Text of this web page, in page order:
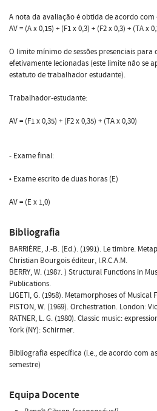
A nota da avaliação é obtida de acordo com
AV = (A x 0,15) + (F1 x 0,3) + (F2 x 0,3) + (TA x
O limite mínimo de sessões presenciais para
efetivamente lecionadas (este limite não se
estatuto de trabalhador estudante).
Trabalhador-estudante:
AV = (F1 x 0,35) + (F2 x 0,35) + (TA x 0,30)
- Exame final:
• Exame escrito de duas horas (E)
AV = (E x 1,0)
Bibliografia
BARRIÈRE, J.-B. (Ed.). (1991). Le timbre.
Christian Bourgois éditeur, I.R.C.A.M.
BERRY, W. (1987. ) Structural Functions in
Publications.
LIGETI, G. (1958). Metamorphoses of Musical
PISTON, W. (1969). Orchestration. London:
RATNER, L. G. (1980). Classic music:
York (NY): Schirmer.
Bibliografia específica (i.e., de acordo com
semestre)
Equipa Docente